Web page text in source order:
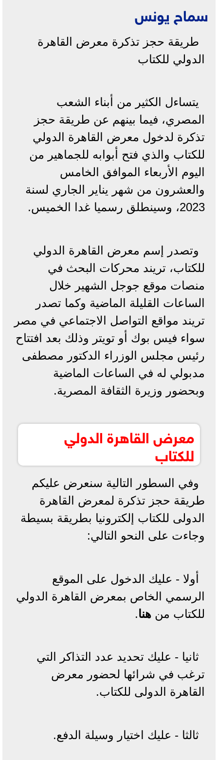
سماح يونس
طريقة حجز تذكرة معرض القاهرة
الدولي للكتاب
يتساءل الكثير من أبناء الشعب
المصري، فيما بينهم عن طريقة حجز
تذكرة لدخول معرض القاهرة الدولي
للكتاب والذي فتح أبوابه للجماهير من
اليوم الأربعاء الموافق الخامس
والعشرون من شهر يناير الجاري لسنة
2023، وسينطلق رسميا غدا الخميس.
وتصدر إسم معرض القاهرة الدولي
للكتاب، تريند محركات البحث في
منصات موقع جوجل الشهير خلال
الساعات القليلة الماضية وكما تصدر
تريند مواقع التواصل الاجتماعي في مصر
سواء فيس بوك أو تويتر وذلك بعد افتتاح
رئيس مجلس الوزراء الدكتور مصطفى
مدبولي له في الساعات الماضية
وبحضور وزيرة الثقافة المصرية.
معرض القاهرة الدولي
للكتاب
وفي السطور التالية سنعرض عليكم
طريقة حجز تذكرة لمعرض القاهرة
الدولى للكتاب إلكترونيا بطريقة بسيطة
وجاءت على النحو التالي:
أولا - عليك الدخول على الموقع
الرسمي الخاص بمعرض القاهرة الدولي
للكتاب من هنا.
ثانيا - عليك تحديد عدد التذاكر التي
ترغب في شرائها لحضور معرض
القاهرة الدولى للكتاب.
ثالثا - عليك اختيار وسيلة الدفع.